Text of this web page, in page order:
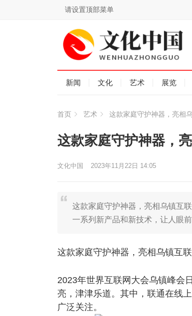
请设置顶部菜单
新闻 文化 艺术 展览
首页 艺术 这款家庭守护神器，亮相
这款家庭守护神器，
文化中国 2023年11月22日 14:05
这款家庭守护神器，亮相乌镇互
一系列新产品和新技术，让人眼
这款家庭守护神器，亮相乌镇互
2023年世界互联网大会乌镇峰会
亮，津津乐道。其中，联通在线
广泛关注。